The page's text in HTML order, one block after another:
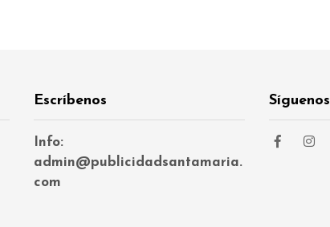
Escríbenos
Info:
admin@publicidadsantamaria.
com
Síguenos